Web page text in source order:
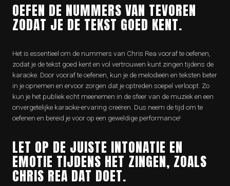
OEFEN DE NUMMERS VAN TEVOREN
ZODAT JE DE TEKST GOED KENT.
Het is essentieel om de nummers van Chris Rea vooraf te oefenen,
zodat je de tekst goed kent en vol vertrouwen kunt zingen tijdens de
karaoke. Door vooraf te oefenen, kun je de melodieën en teksten beter
in je opnemen en ervoor zorgen dat je optreden soepel verloopt. Zo
kun je het publiek echt meenemen in de sfeer van de muziek en een
onvergetelijke karaoke-ervaring creëren. Dus neem de tijd om te
oefenen en bereid je voor op een geweldige performance!
LET OP DE JUISTE INTONATIE EN
EMOTIE TIJDENS HET ZINGEN, ZOALS
CHRIS REA DAT DOET.